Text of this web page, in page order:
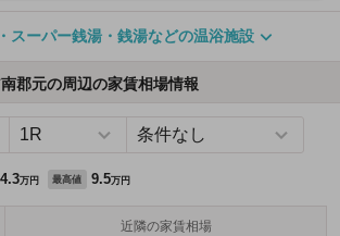
スーパー銭湯・銭湯などの温浴施設
郡元の周辺の家賃相場情報
4.3万円 最高値 9.5万円
近隣の家賃相場